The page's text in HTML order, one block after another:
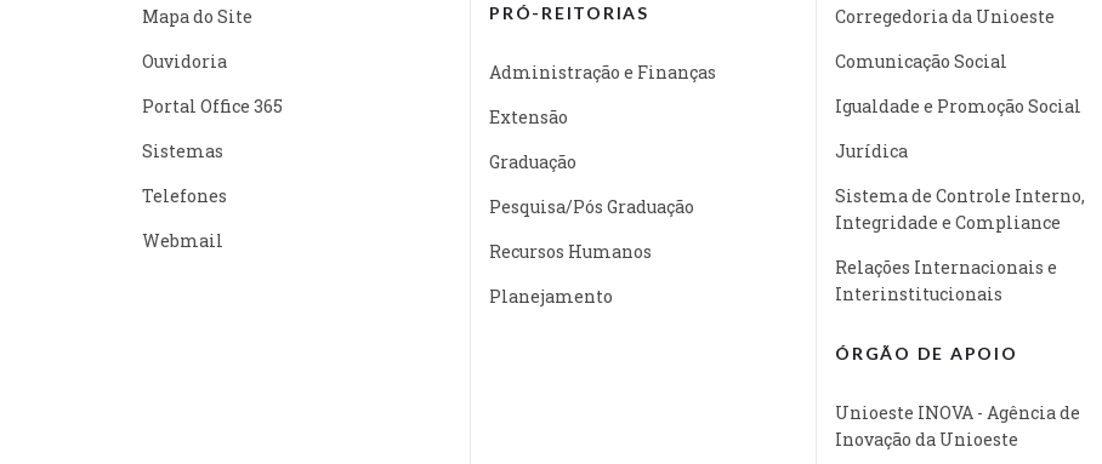
Mapa do Site
Ouvidoria
Portal Office 365
Sistemas
Telefones
Webmail
PRÓ-REITORIAS
Administração e Finanças
Extensão
Graduação
Pesquisa/Pós Graduação
Recursos Humanos
Planejamento
Corregedoria da Unioeste
Comunicação Social
Igualdade e Promoção Social
Jurídica
Sistema de Controle Interno,
Integridade e Compliance
Relações Internacionais e
Interinstitucionais
ÓRGÃO DE APOIO
Unioeste INOVA - Agência de
Inovação da Unioeste